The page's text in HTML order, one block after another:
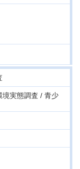
境実態調査 / 青少